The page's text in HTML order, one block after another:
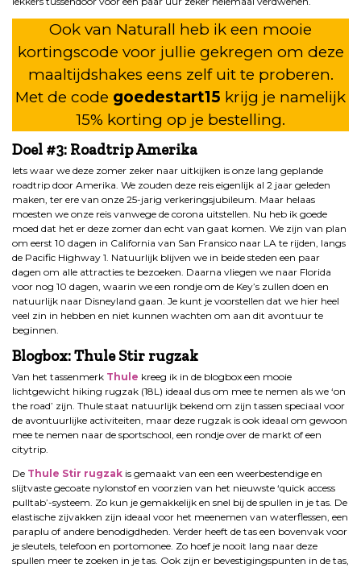
Ook van Naturall heb ik een mooie
kortingscode voor jullie gekregen om deze
maaltijdshakes eens zelf uit te proberen.
Met de code goedestart15 krijg je namelijk
15% korting op je bestelling.
Doel #3: Roadtrip Amerika
Iets waar we deze zomer zeker naar uitkijken is onze lang geplande
roadtrip door Amerika. We zouden deze reis eigenlijk al 2 jaar geleden
maken, ter ere van onze 25-jarig verkeringsjubileum. Maar helaas
moesten we onze reis vanwege de corona uitstellen. Nu heb ik goede
moed dat het er deze zomer dan echt van gaat komen. We zijn van plan
om eerst 10 dagen in California van San Fransico naar LA te rijden, langs
de Pacific Highway 1. Natuurlijk blijven we in beide steden een paar
dagen om alle attracties te bezoeken. Daarna vliegen we naar Florida
voor nog 10 dagen, waarin we een rondje om de Key’s zullen doen en
natuurlijk naar Disneyland gaan. Je kunt je voorstellen dat we hier heel
veel zin in hebben en niet kunnen wachten om aan dit avontuur te
beginnen.
Blogbox: Thule Stir rugzak
Van het tassenmerk Thule kreeg ik in de blogbox een mooie
lichtgewicht hiking rugzak (18L) ideaal dus om mee te nemen als we ‘on
the road’ zijn. Thule staat natuurlijk bekend om zijn tassen speciaal voor
de avontuurlijke activiteiten, maar deze rugzak is ook ideaal om gewoon
mee te nemen naar de sportschool, een rondje over de markt of een
citytrip.
De Thule Stir rugzak is gemaakt van een een weerbestendige en
slijtvaste gecoate nylonstof en voorzien van het nieuwste ‘quick access
pulltab’-systeem. Zo kun je gemakkelijk en snel bij de spullen in je tas. De
elastische zijvakken zijn ideaal voor het meenemen van waterflessen, een
paraplu of andere benodigdheden. Verder heeft de tas een bovenvak voor
je sleutels, telefoon en portomonee. Zo hoef je nooit lang naar deze
spullen meer te zoeken in je tas. Ook zijn er bevestigingspunten in de tas,